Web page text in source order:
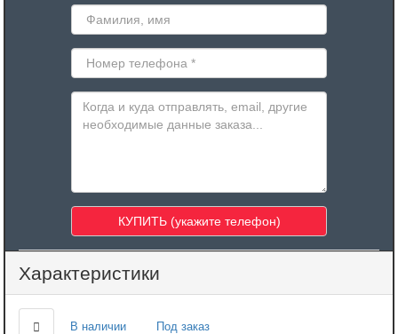
Характеристики
В наличии Под заказ